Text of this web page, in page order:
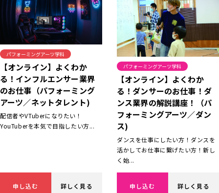
パフォーミングアーツ学科
【オンライン】よくわか
る！インフルエンサー業界
のお仕事（パフォーミング
アーツ／ネットタレント)
配信者やVTuberになりたい！
YouTuberを本気で目指したい方...
申し込む 詳しく見る
パフォーミングアーツ学科
【オンライン】よくわか
る！ダンサーのお仕事！ダ
ンス業界の解説講座！（パ
フォーミングアーツ／ダン
ス)
ダンスを仕事にしたい方！ダンスを
活かしてお仕事に繋げたい方！新し
く始...
申し込む 詳しく見る